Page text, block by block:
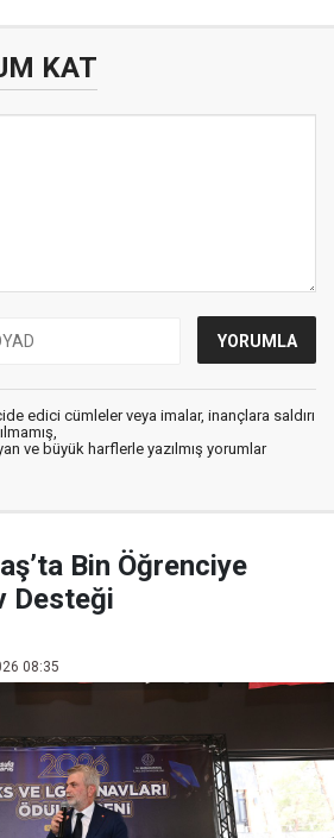
KAT
edici cümleler veya imalar, inançlara saldırı
ve büyük harflerle yazılmış yorumlar
Bin Öğrenciye
Desteği
08:35